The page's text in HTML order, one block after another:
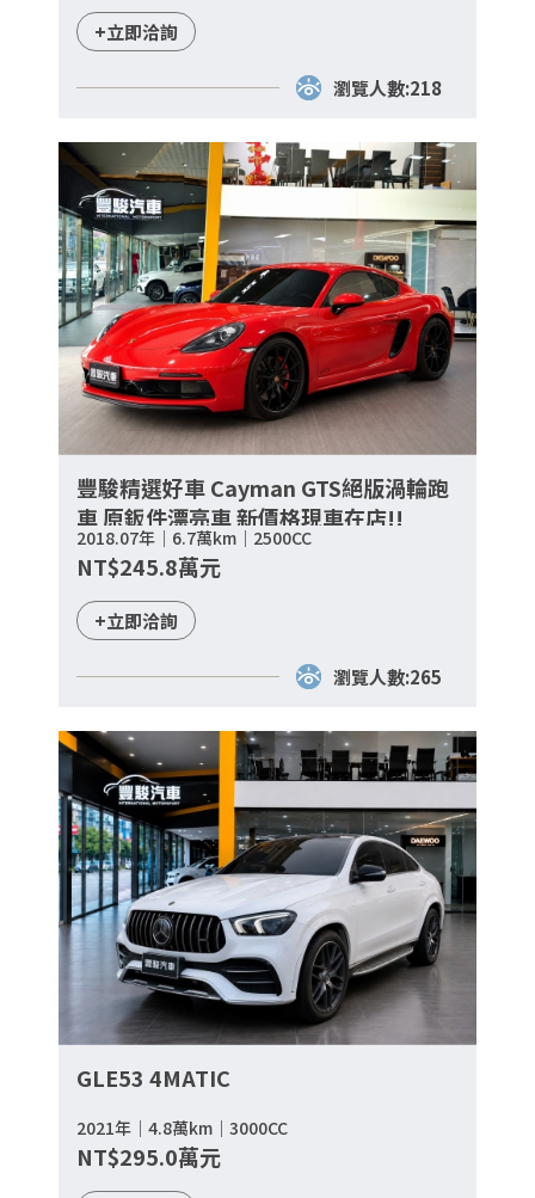
+立即洽詢
瀏覽人數:218
豐駿精選好車 Cayman GTS絕版渦輪跑
車 原鈑件漂亮車 新價格現車在店!!
2018.07年｜6.7萬km｜2500CC
NT$245.8萬元
+立即洽詢
瀏覽人數:265
GLE53 4MATIC
2021年｜4.8萬km｜3000CC
NT$295.0萬元